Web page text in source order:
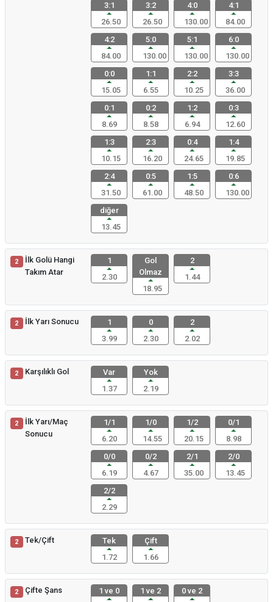
3:1
26.50
3:2
26.50
4:0
130.00
4:1
84.00
4:2
84.00
5:0
130.00
5:1
130.00
6:0
130.00
0:0
15.05
1:1
6.55
2:2
10.25
3:3
36.00
0:1
8.69
0:2
8.58
1:2
6.94
0:3
12.60
1:3
10.15
2:3
16.20
0:4
24.65
1:4
19.85
2:4
31.50
0:5
61.00
1:5
48.50
0:6
130.00
diğer
13.45
2
İlk Golü Hangi
Takım Atar
1
2.30
Gol
Olmaz
18.95
2
1.44
2 İlk Yarı Sonucu
1
3.99
0
2.30
2
2.02
2 Karşılıklı Gol
Var
1.37
Yok
2.19
2
İlk Yarı/Maç
Sonucu
1/1
6.20
1/0
14.55
1/2
20.15
0/1
8.98
0/0
6.19
0/2
4.67
2/1
35.00
2/0
13.45
2/2
2.29
2 Tek/Çift
Tek
1.72
Çift
1.66
2 Çifte Şans
1 ve 0
1 ve 2
0 ve 2